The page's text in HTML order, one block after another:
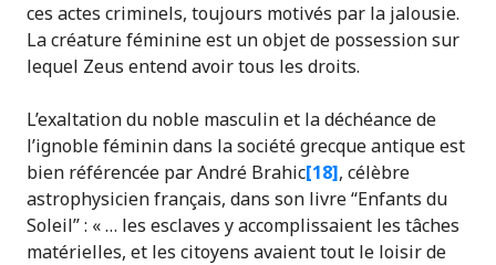
ces actes criminels, toujours motivés par la jalousie.
La créature féminine est un objet de possession sur
lequel Zeus entend avoir tous les droits.
L’exaltation du noble masculin et la déchéance de
l’ignoble féminin dans la société grecque antique est
bien référencée par André Brahic[18], célèbre
astrophysicien français, dans son livre “Enfants du
Soleil” : « … les esclaves y accomplissaient les tâches
matérielles, et les citoyens avaient tout le loisir de